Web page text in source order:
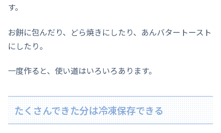
す。
お餅に包んだり、どら焼きにしたり、あんバタートースト
にしたり。
一度作ると、使い道はいろいろあります。
たくさんできた分は冷凍保存できる